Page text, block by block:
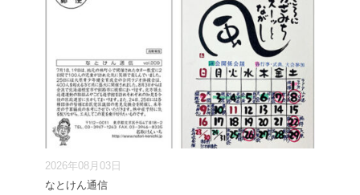
2026年08月03日
なとけん通信